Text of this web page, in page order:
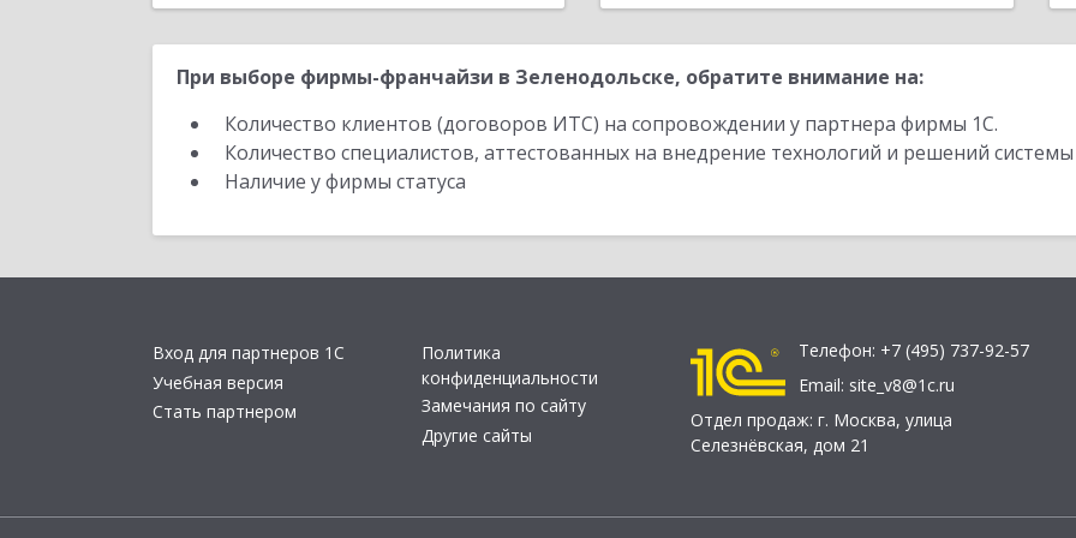
При выборе фирмы-франчайзи в Зеленодольске, обратите внимание на:
Количество клиентов (договоров ИТС) на сопровождении у партнера фирмы 1С.
Количество специалистов, аттестованных на внедрение технологий и решений
Наличие у фирмы статуса
Вход для партнеров 1С
Учебная версия
Стать партнером
Политика
конфиденциальности
Замечания по сайту
Другие сайты
Телефон: +7 (495) 737-92-57
Email: site_v8@1c.ru
Отдел продаж: г. Москва, улица
Селезнёвская, дом 21